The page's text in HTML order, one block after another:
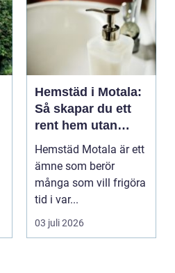
Hemstäd i Motala:
Så skapar du ett
rent hem utan
stress
Hemstäd Motala är ett
ämne som berör
många som vill frigöra
tid i var...
03 juli 2026